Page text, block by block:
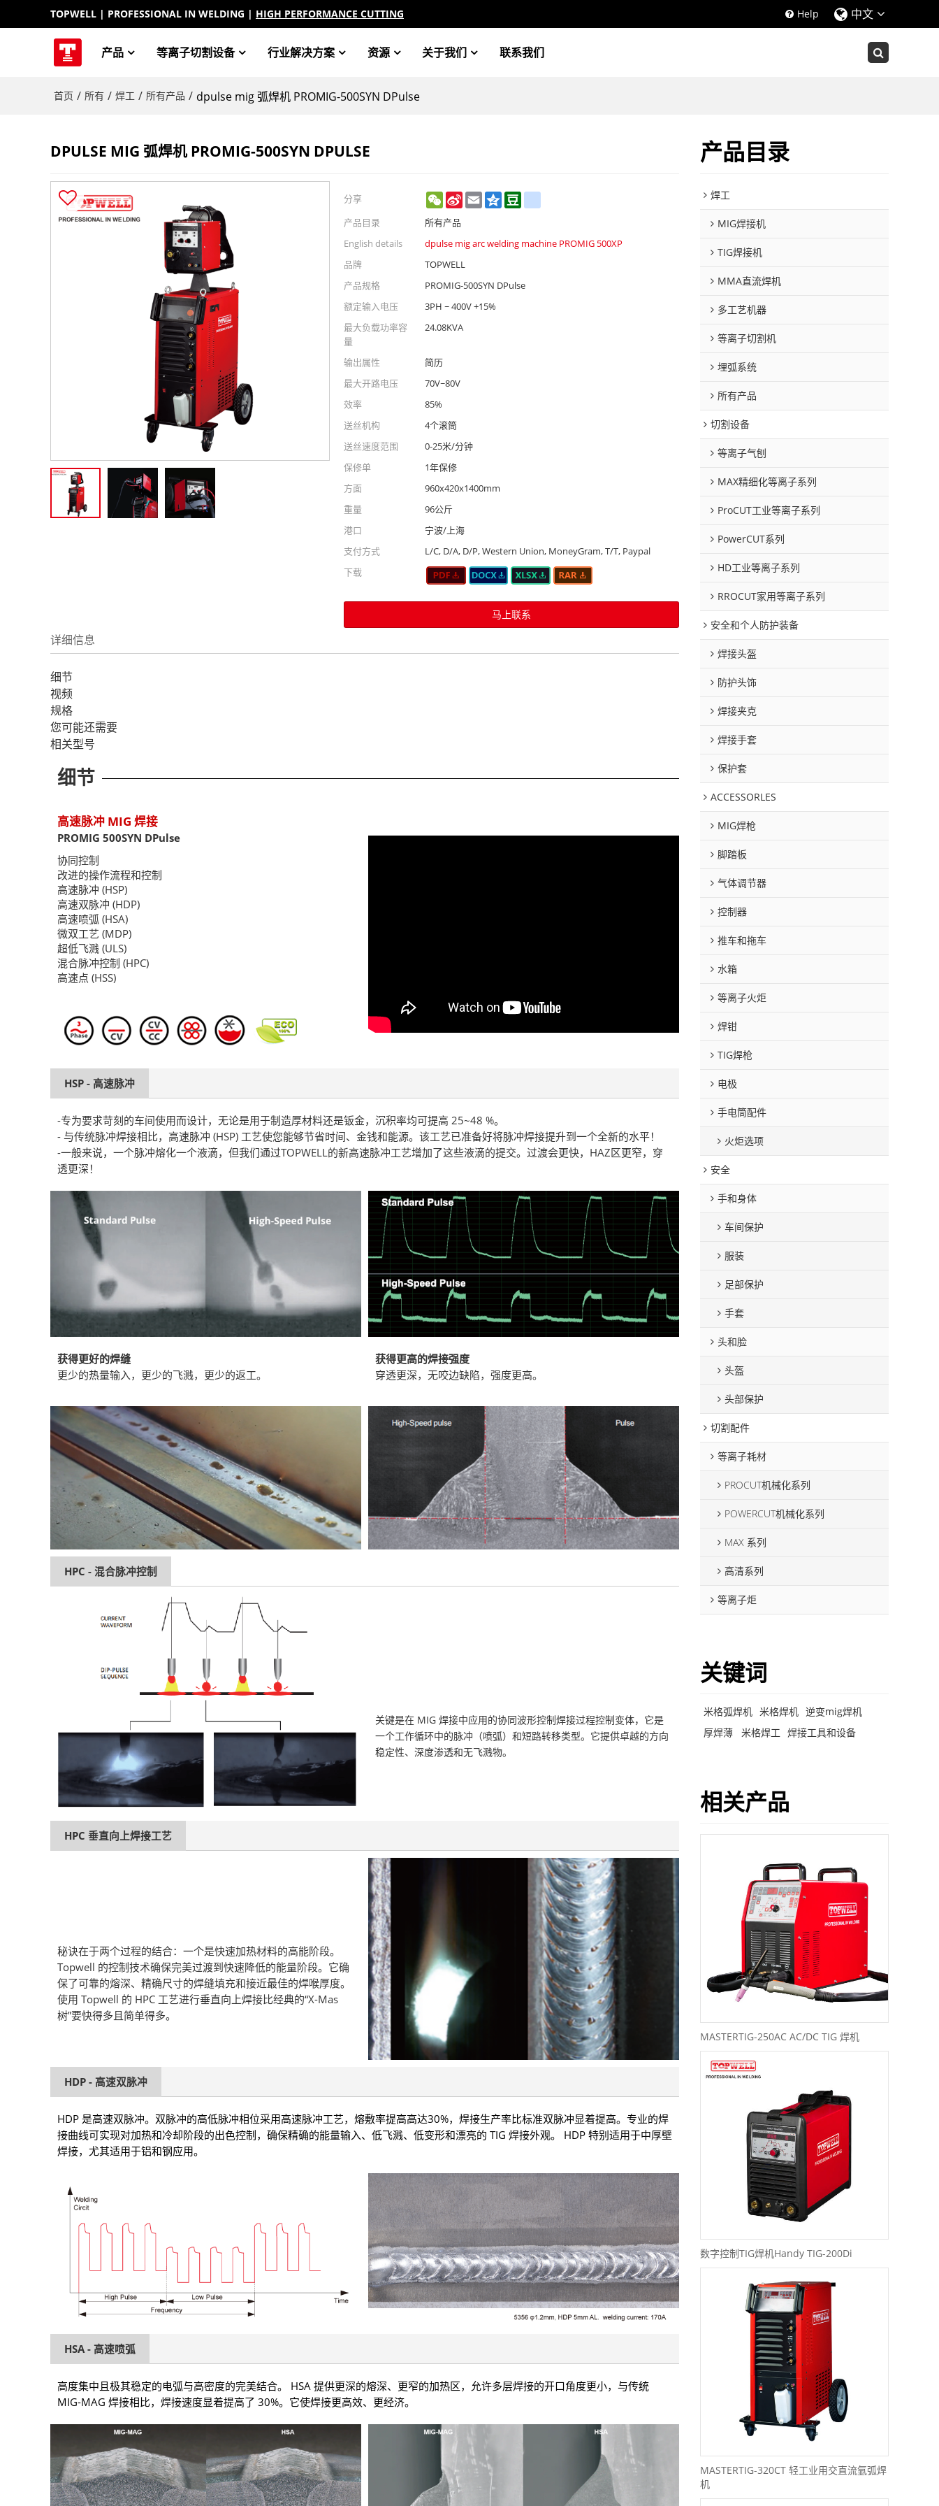
TOPWELL | PROFESSIONAL IN WELDING | HIGH PERFORMANCE CUTTING Help 中文
产品 等离子切割设备 行业解决方案 资源 关于我们 联系我们
首页 / 所有 / 焊工 / 所有产品 / dpulse mig 弧焊机 PROMIG-500SYN DPulse
DPULSE MIG 弧焊机 PROMIG-500SYN DPULSE
分享 WeChat
Sina
Weibo
Email Qzone
产品目录
所有产品
English details
dpulse mig arc welding machine PROMIG 500XP
品牌
TOPWELL
产品规格
PROMIG-500SYN DPulse
额定输入电压
3PH ~ 400V +15%
最大负载功率容
量
24.08KVA
输出属性
简历
最大开路电压
70V~80V
效率
85%
送丝机构
4个滚筒
送丝速度范围
0-25米/分钟
保修单
1年保修
方面
960x420x1400mm
重量
96公斤
港口
宁波/上海
支付方式
L/C, D/A, D/P, Western Union, MoneyGram, T/T, Paypal
下载
马上联系
详细信息
细节
视频
规格
您可能还需要
相关型号
细节
高速脉冲 MIG 焊接
PROMIG 500SYN DPulse
协同控制
改进的操作流程和控制
高速脉冲 (HSP)
高速双脉冲 (HDP)
高速喷弧 (HSA)
微双工艺 (MDP)
超低飞溅 (ULS)
混合脉冲控制 (HPC)
高速点 (HSS)
HSP - 高速脉冲
-专为要求苛刻的车间使用而设计，无论是用于制造厚材料还是钣金，沉积率均可提高 25~48 %。
- 与传统脉冲焊接相比，高速脉冲 (HSP) 工艺使您能够节省时间、金钱和能源。该工艺已准备好将脉冲焊接提升到一个全新的水平！
-一般来说，一个脉冲熔化一个液滴，但我们通过TOPWELL的新高速脉冲工艺增加了这些液滴的提交。过渡会更快，HAZ区更窄，穿
透更深！
获得更好的焊缝
更少的热量输入，更少的飞溅，更少的返工。
获得更高的焊接强度
穿透更深，无咬边缺陷，强度更高。
HPC - 混合脉冲控制
关键是在 MIG 焊接中应用的协同波形控制焊接过程控制变体，它是
一个工作循环中的脉冲（喷弧）和短路转移类型。它提供卓越的方向
稳定性、深度渗透和无飞溅物。
HPC 垂直向上焊接工艺
秘诀在于两个过程的结合：一个是快速加热材料的高能阶段。
Topwell 的控制技术确保完美过渡到快速降低的能量阶段。它确
保了可靠的熔深、精确尺寸的焊缝填充和接近最佳的焊喉厚度。
使用 Topwell 的 HPC 工艺进行垂直向上焊接比经典的“X-Mas
树”要快得多且简单得多。
HDP - 高速双脉冲
HDP 是高速双脉冲。双脉冲的高低脉冲相位采用高速脉冲工艺，熔敷率提高高达30%，焊接生产率比标准双脉冲显着提高。专业的焊
接曲线可实现对加热和冷却阶段的出色控制，确保精确的能量输入、低飞溅、低变形和漂亮的 TIG 焊接外观。 HDP 特别适用于中厚壁
焊接，尤其适用于铝和钢应用。
HSA - 高速喷弧
高度集中且极其稳定的电弧与高密度的完美结合。 HSA 提供更深的熔深、更窄的加热区，允许多层焊接的开口角度更小，与传统
MIG-MAG 焊接相比，焊接速度显着提高了 30%。它使焊接更高效、更经济。
产品目录
焊工
MIG焊接机
TIG焊接机
MMA直流焊机
多工艺机器
等离子切割机
埋弧系统
所有产品
切割设备
等离子气刨
MAX精细化等离子系列
ProCUT工业等离子系列
PowerCUT系列
HD工业等离子系列
RROCUT家用等离子系列
安全和个人防护装备
焊接头盔
防护头饰
焊接夹克
焊接手套
保护套
ACCESSORLES
MIG焊枪
脚踏板
气体调节器
控制器
推车和拖车
水箱
等离子火炬
焊钳
TIG焊枪
电极
手电筒配件
火炬选项
安全
手和身体
车间保护
服装
足部保护
手套
头和脸
头盔
头部保护
切割配件
等离子耗材
PROCUT机械化系列
POWERCUT机械化系列
MAX 系列
高清系列
等离子炬
关键词
米格弧焊机 米格焊机 逆变mig焊机
厚焊薄
米格焊工 焊接工具和设备
相关产品
MASTERTIG-250AC AC/DC TIG 焊机
数字控制TIG焊机Handy TIG-200Di
MASTERTIG-320CT 轻工业用交直流氩弧焊
机